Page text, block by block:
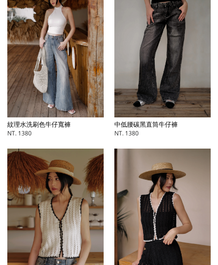
紋理水洗刷色牛仔寬褲
NT. 1380
中低腰碳黑直筒牛仔褲
NT. 1380